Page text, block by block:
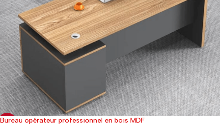
21%
Bureau opérateur professionnel en bois MDF